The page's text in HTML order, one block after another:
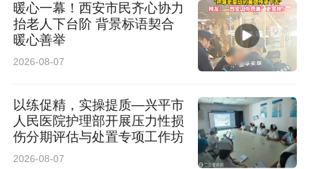
面，对古树资源系统普查、挂牌保护，建立生态
补偿与专人管护机制；另一方面，与农业科研机
构合作开展品种改良，推广标准化、生态化种植
升果农管理水平，从源头保障果品质量与产业规
模。
暖心一幕！西安市民齐心协力
抬老人下台阶 背景标语契合
暖心善举
2026-08-07
以练促精，实操提质—兴平市
人民医院护理部开展压力性损
伤分期评估与处置专项工作坊
2026-08-07